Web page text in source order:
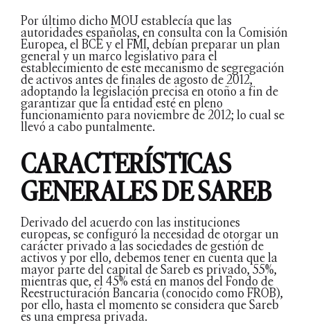
Por último dicho MOU establecía que las
autoridades españolas, en consulta con la Comisión
Europea, el BCE y el FMI, debían preparar un plan
general y un marco legislativo para el
establecimiento de este mecanismo de segregación
de activos antes de finales de agosto de 2012,
adoptando la legislación precisa en otoño a fin de
garantizar que la entidad esté en pleno
funcionamiento para noviembre de 2012; lo cual se
llevó a cabo puntalmente.
CARACTERÍSTICAS
GENERALES DE SAREB
Derivado del acuerdo con las instituciones
europeas, se configuró la necesidad de otorgar un
carácter privado a las sociedades de gestión de
activos y por ello, debemos tener en cuenta que la
mayor parte del capital de Sareb es privado, 55%,
mientras que, el 45% está en manos del Fondo de
Reestructuración Bancaria (conocido como FROB),
por ello, hasta el momento se considera que Sareb
es una empresa privada.